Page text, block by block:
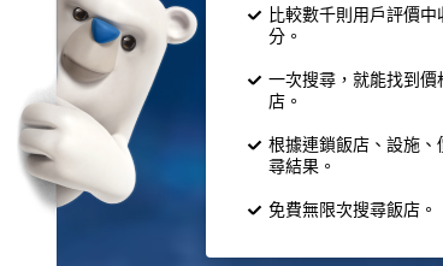
比較數千則用戶評價
分。
一次搜尋，就能找到價
店。
根據連鎖飯店、設施、
尋結果。
免費無限次搜尋飯店。